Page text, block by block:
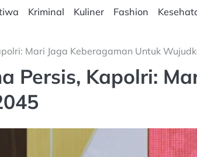
Kriminal Kuliner Fashion
Mari Jaga Keberagaman Untuk
Persis, Kapolri: